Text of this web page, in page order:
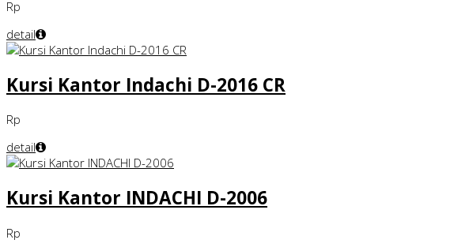
Rp
detail
Kursi Kantor Indachi D-2016 CR
Rp
detail
Kursi Kantor INDACHI D-2006
Rp